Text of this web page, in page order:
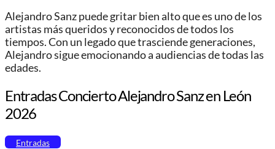
Alejandro Sanz puede gritar bien alto que es uno de los
artistas más queridos y reconocidos de todos los
tiempos. Con un legado que trasciende generaciones,
Alejandro sigue emocionando a audiencias de todas las
edades.
Entradas Concierto Alejandro Sanz en León
2026
Entradas